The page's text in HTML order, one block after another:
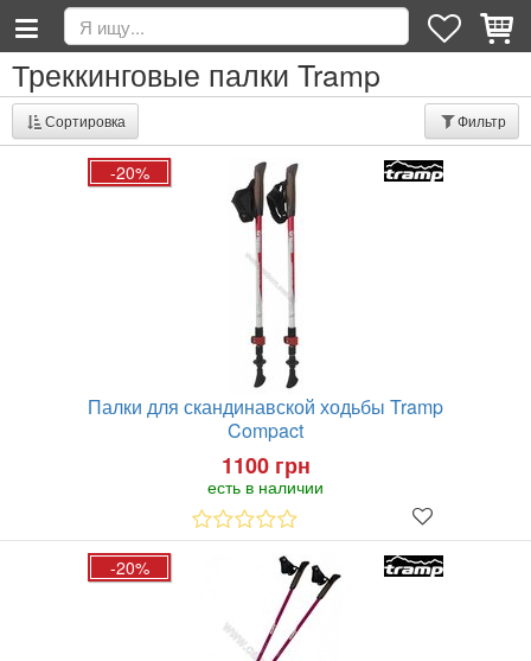
Треккинговые палки Tramp
Сортировка Фильтр
-20%
Палки для скандинавской ходьбы Tramp
Compact
1100 грн
есть в наличии
-20%